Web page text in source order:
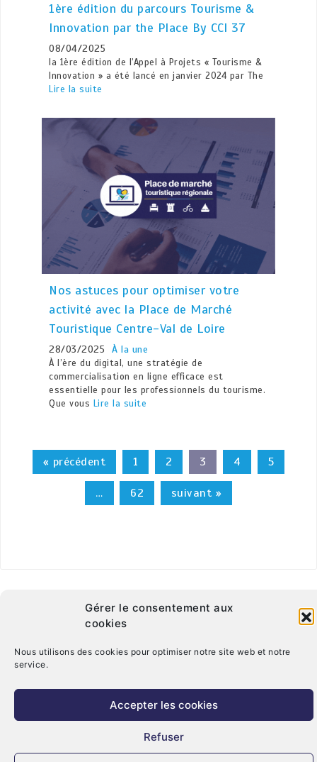
Gérer le consentement aux
cookies
Nous utilisons des cookies pour optimiser notre site web et notre
service.
Accepter les cookies
Refuser
1ère édition du parcours Tourisme &
Innovation par the Place By CCI 37
08/04/2025
la 1ère édition de l’Appel à Projets « Tourisme &
Innovation » a été lancé en janvier 2024 par The
Lire la suite
Nos astuces pour optimiser votre
activité avec la Place de Marché
Touristique Centre-Val de Loire
28/03/2025 À la une
À l’ère du digital, une stratégie de
commercialisation en ligne efficace est
essentielle pour les professionnels du tourisme.
Que vous Lire la suite
« précédent 1 2 3 4 5
… 62 suivant »
Qui sommes nous ? Mentions légales Politique de cookies (UE)